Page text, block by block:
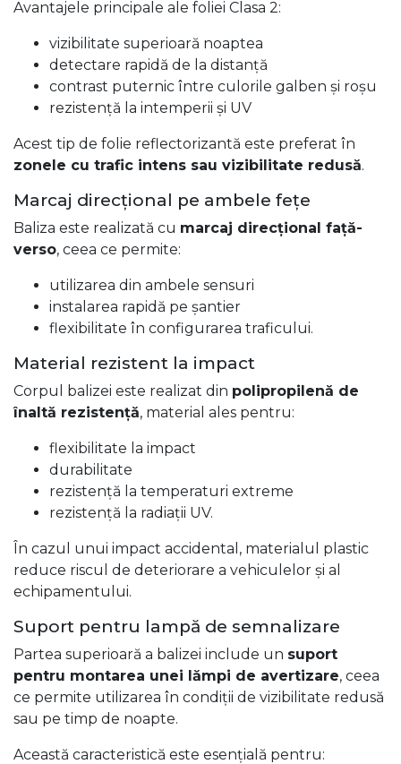
Avantajele principale ale foliei Clasa 2:
vizibilitate superioară noaptea
detectare rapidă de la distanță
contrast puternic între culorile galben și roșu
rezistență la intemperii și UV
Acest tip de folie reflectorizantă este preferat în
zonele cu trafic intens sau vizibilitate redusă.
Marcaj direcțional pe ambele fețe
Baliza este realizată cu marcaj direcțional față-
verso, ceea ce permite:
utilizarea din ambele sensuri
instalarea rapidă pe șantier
flexibilitate în configurarea traficului.
Material rezistent la impact
Corpul balizei este realizat din polipropilenă de
înaltă rezistență, material ales pentru:
flexibilitate la impact
durabilitate
rezistență la temperaturi extreme
rezistență la radiații UV.
În cazul unui impact accidental, materialul plastic
reduce riscul de deteriorare a vehiculelor și al
echipamentului.
Suport pentru lampă de semnalizare
Partea superioară a balizei include un suport
pentru montarea unei lămpi de avertizare, ceea
ce permite utilizarea în condiții de vizibilitate redusă
sau pe timp de noapte.
Această caracteristică este esențială pentru: